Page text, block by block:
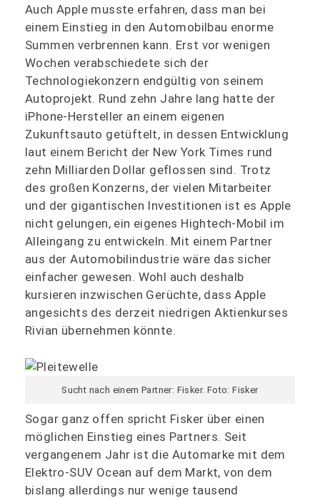
Auch Apple musste erfahren, dass man bei
einem Einstieg in den Automobilbau enorme
Summen verbrennen kann. Erst vor wenigen
Wochen verabschiedete sich der
Technologiekonzern endgültig von seinem
Autoprojekt. Rund zehn Jahre lang hatte der
iPhone-Hersteller an einem eigenen
Zukunftsauto getüftelt, in dessen Entwicklung
laut einem Bericht der New York Times rund
zehn Milliarden Dollar geflossen sind. Trotz
des großen Konzerns, der vielen Mitarbeiter
und der gigantischen Investitionen ist es Apple
nicht gelungen, ein eigenes Hightech-Mobil im
Alleingang zu entwickeln. Mit einem Partner
aus der Automobilindustrie wäre das sicher
einfacher gewesen. Wohl auch deshalb
kursieren inzwischen Gerüchte, dass Apple
angesichts des derzeit niedrigen Aktienkurses
Rivian übernehmen könnte.
Sucht nach einem Partner: Fisker. Foto: Fisker
Sogar ganz offen spricht Fisker über einen
möglichen Einstieg eines Partners. Seit
vergangenem Jahr ist die Automarke mit dem
Elektro-SUV Ocean auf dem Markt, von dem
bislang allerdings nur wenige tausend